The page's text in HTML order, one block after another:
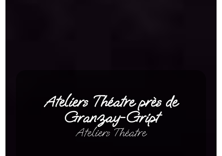
Ateliers Théatre près de
Granzay-Gript
Ateliers Théatre